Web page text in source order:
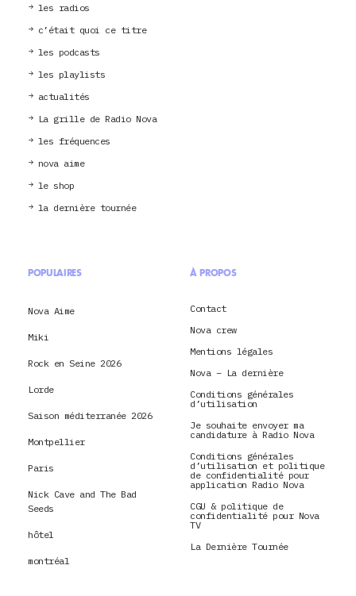
les radios
c’était quoi ce titre
les podcasts
les playlists
actualités
La grille de Radio Nova
les fréquences
nova aime
le shop
la dernière tournée
POPULAIRES
Nova Aime
Miki
Rock en Seine 2026
Lorde
Saison méditerranée 2026
Montpellier
Paris
Nick Cave and The Bad
Seeds
hôtel
montréal
À PROPOS
Contact
Nova crew
Mentions légales
Nova – La dernière
Conditions générales
d’utilisation
Je souhaite envoyer ma
candidature à Radio Nova
Conditions générales
d’utilisation et politique
de confidentialité pour
application Radio Nova
CGU & politique de
confidentialité pour Nova
TV
La Dernière Tournée